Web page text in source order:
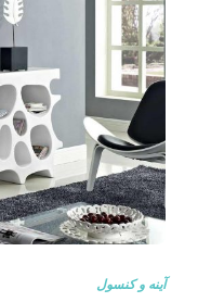
آینه و کنسول